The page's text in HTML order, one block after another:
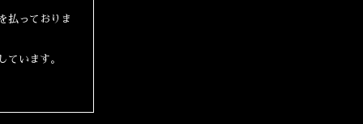
払っておりま
ています。